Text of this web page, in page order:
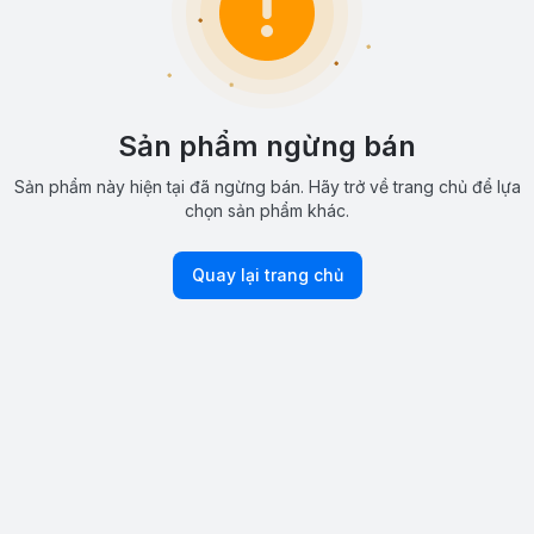
Sản phẩm ngừng bán
Sản phẩm này hiện tại đã ngừng bán. Hãy trở về trang chủ để lựa
chọn sản phẩm khác.
Quay lại trang chủ